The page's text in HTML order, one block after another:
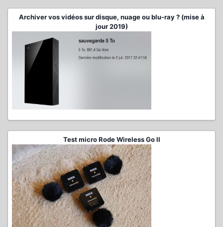
Archiver vos vidéos sur disque, nuage ou blu-ray ? (mise à
jour 2019)
Test micro Rode Wireless Go II